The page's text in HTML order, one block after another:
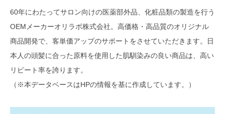
60年にわたってサロン向けの医薬部外品、化粧品類の製造を行う
OEMメーカーオリラボ株式会社。高価格・高品質のオリジナル
商品開発で、客単価アップのサポートをさせていただきます。日
本人の頭髪に合った原料を使用した肌馴染みの良い商品は、高い
リピート率を誇ります。
（※本データベースはHPの情報を基に作成しています。）